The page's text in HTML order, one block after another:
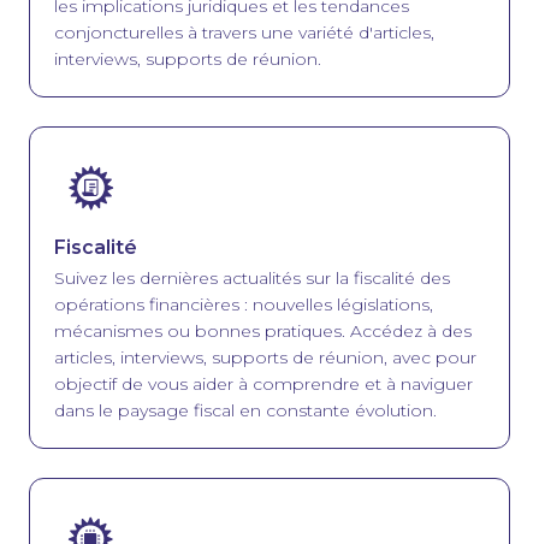
les implications juridiques et les tendances
conjoncturelles à travers une variété d'articles,
interviews, supports de réunion.
Image
Fiscalité
Suivez les dernières actualités sur la fiscalité des
opérations financières : nouvelles législations,
mécanismes ou bonnes pratiques. Accédez à des
articles, interviews, supports de réunion, avec pour
objectif de vous aider à comprendre et à naviguer
dans le paysage fiscal en constante évolution.
Image